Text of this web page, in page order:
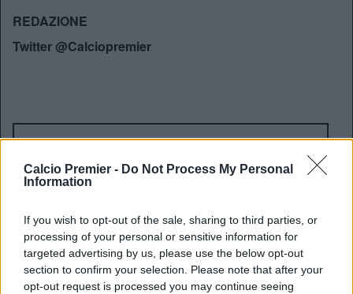
Calcio Premier - Do Not Process My Personal
Information
If you wish to opt-out of the sale, sharing to third parties, or
processing of your personal or sensitive information for
targeted advertising by us, please use the below opt-out
section to confirm your selection. Please note that after your
opt-out request is processed you may continue seeing
REDAZIONE
Twitter @Calciopremier